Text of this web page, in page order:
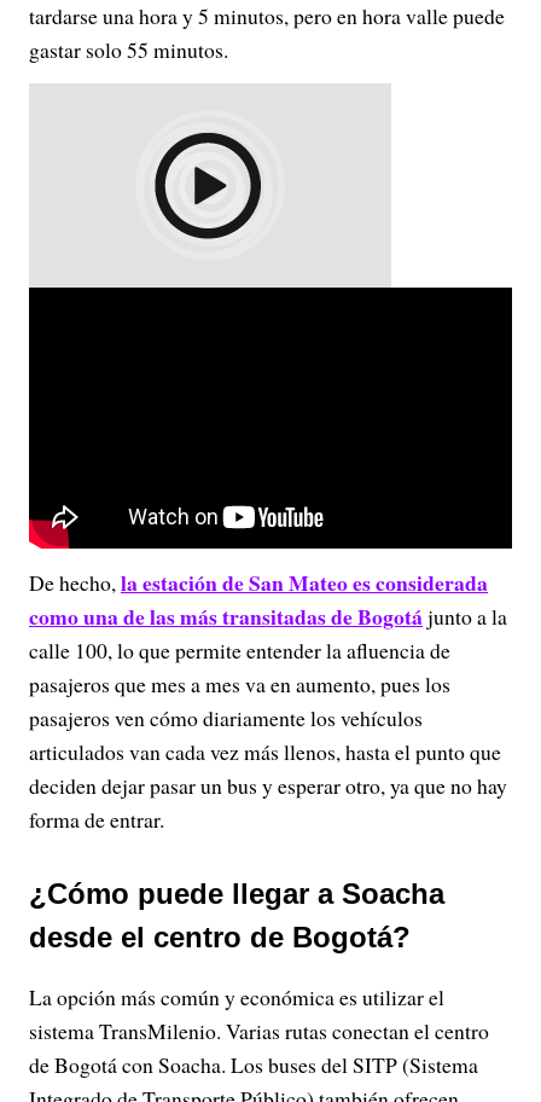
tardarse una hora y 5 minutos, pero en hora valle puede
gastar solo 55 minutos.
De hecho,la estación de San Mateo es considerada
como una de las más transitadas de Bogotájunto a la
calle 100, lo que permite entender la afluencia de
pasajeros que mes a mes va en aumento, pues los
pasajeros ven cómo diariamente los vehículos
articulados van cada vez más llenos, hasta el punto que
deciden dejar pasar un bus y esperar otro, ya que no hay
forma de entrar.
¿Cómo puede llegar a Soacha
desde el centro de Bogotá?
La opción más común y económica es utilizar el
sistema TransMilenio. Varias rutas conectan el centro
de Bogotá con Soacha. Los buses del SITP (Sistema